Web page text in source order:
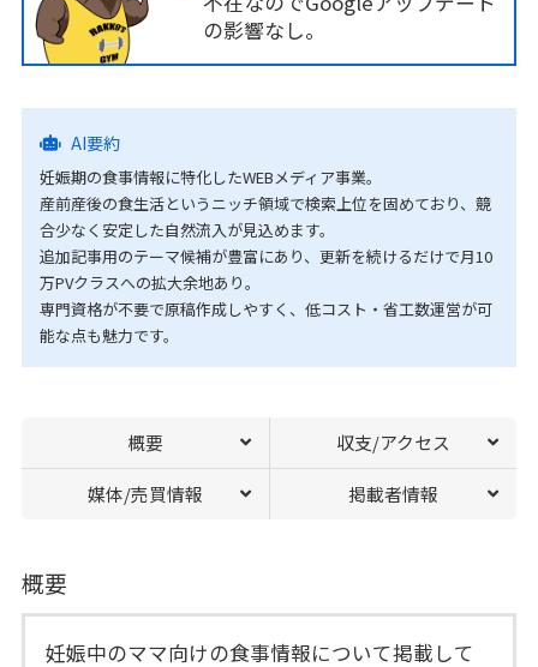
の影響なし。
AI要約
妊娠期の食事情報に特化したWEBメディア事業。
産前産後の食生活というニッチ領域で検索上位を固めており、競
合少なく安定した自然流入が見込めます。
追加記事用のテーマ候補が豊富にあり、更新を続けるだけで月10
万PVクラスへの拡大余地あり。
専門資格が不要で原稿作成しやすく、低コスト・省工数運営が可
能な点も魅力です。
概要 収支/アクセス
媒体/売買情報 掲載者情報
概要
妊娠中のママ向けの食事情報について掲載して